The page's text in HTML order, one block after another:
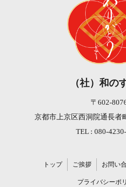
（社）和の
〒602-
京都市上京区西洞院通長者
TEL : 080-
トップ ご挨拶 お問い
プライバシーポ